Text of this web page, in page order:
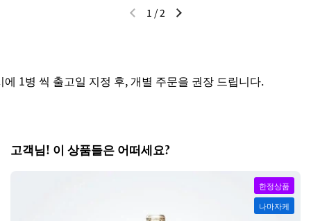
이전 슬라이드다음 슬라이드
1 /2
병 씩 출고일 지정 후, 개별 주문을 권장 드립니다.
고객님! 이 상품들은 어떠세요?
한정상품
나마자케